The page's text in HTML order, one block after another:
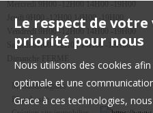
Jeudi 9H00 -12H00 14H00 -19H00
Vendredi 9H00 -12H00 14H00 -19H00
Samedi 9H00 -12H00 14H00 -18H00
Mentions légales
Plan du site
Le respect de
priorité pour nous
Nous utilisons des cookies
optimale et une
Grace à ces technologies,